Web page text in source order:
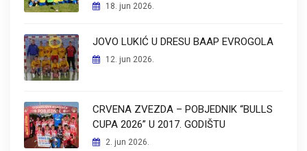
18. jun 2026.
JOVO LUKIĆ U DRESU BAAP EVROGOLA
12. jun 2026.
CRVENA ZVEZDA – POBJEDNIK “BULLS
CUPA 2026” U 2017. GODIŠTU
2. jun 2026.